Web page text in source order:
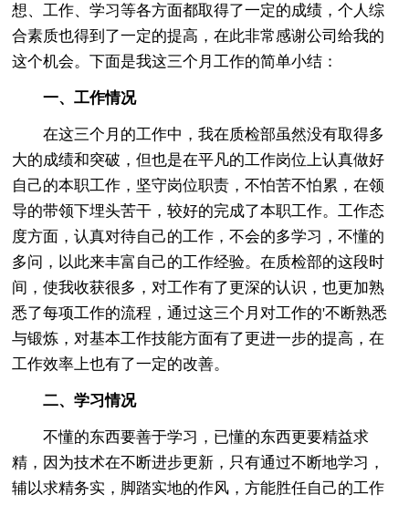
想、工作、学习等各方面都取得了一定的成绩，个人综
合素质也得到了一定的提高，在此非常感谢公司给我的
这个机会。下面是我这三个月工作的简单小结：
一、工作情况
在这三个月的工作中，我在质检部虽然没有取得多
大的成绩和突破，但也是在平凡的工作岗位上认真做好
自己的本职工作，坚守岗位职责，不怕苦不怕累，在领
导的带领下埋头苦干，较好的完成了本职工作。工作态
度方面，认真对待自己的工作，不会的多学习，不懂的
多问，以此来丰富自己的工作经验。在质检部的这段时
间，使我收获很多，对工作有了更深的认识，也更加熟
悉了每项工作的流程，通过这三个月对工作的'不断熟悉
与锻炼，对基本工作技能方面有了更进一步的提高，在
工作效率上也有了一定的改善。
二、学习情况
不懂的东西要善于学习，已懂的东西更要精益求
精，因为技术在不断进步更新，只有通过不断地学习，
辅以求精务实，脚踏实地的作风，方能胜任自己的工作